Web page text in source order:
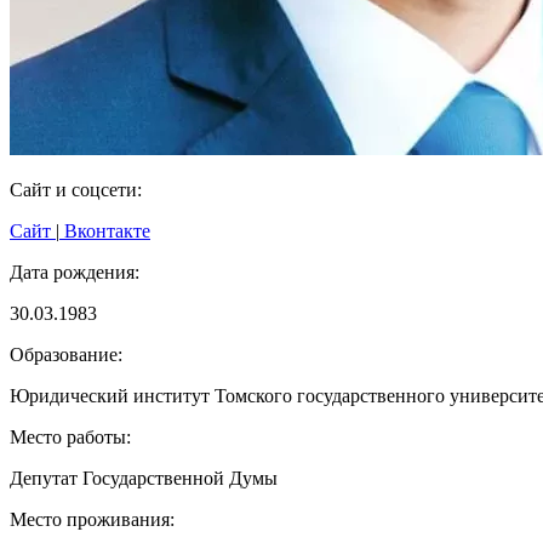
Сайт и соцсети:
Сайт | Вконтакте
Дата рождения:
30.03.1983
Образование:
Юридический институт Томского государственного
Место работы:
Депутат Государственной Думы
Место проживания: